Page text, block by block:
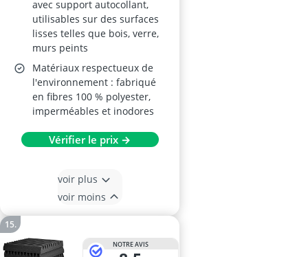
avec support autocollant,
utilisables sur des surfaces
lisses telles que bois, verre,
murs peints
Matériaux respectueux de
l'environnement : fabriqué
en fibres 100 % polyester,
imperméables et inodores
Vérifier le prix →
voir plus
voir moins
NOTRE AVIS